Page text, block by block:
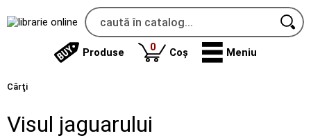
Produse 0produse
Coș Meniu
Cărţi
Visul jaguarului